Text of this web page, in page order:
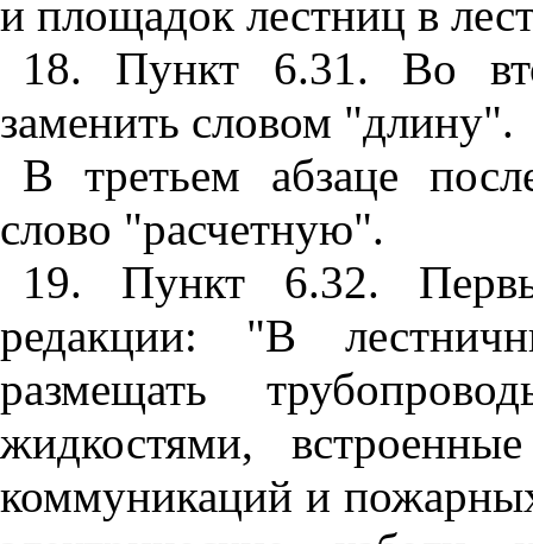
и площадок лестниц в
18. Пункт 6.31. Во
заменить словом "длину".
В третьем абзаце
слово "расчетную".
19. Пункт 6.32.
редакции: "В
размещать
жидкостями,
коммуникаций и